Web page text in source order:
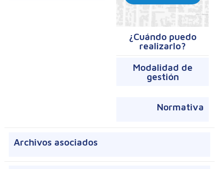
¿Cuándo puedo
realizarlo?
Modalidad de
gestión
Normativa
Archivos asociados